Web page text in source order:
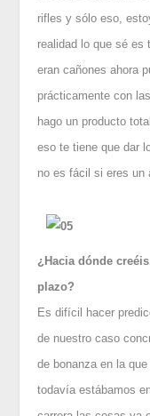
rifles y sólo eso,
realidad lo que sé es
eran cañones ahora
prácticamente con
hago un producto
eso te tiene que dar
no es fácil si eres un
¿ Hacia dónde
plazo?
Es difícil hacer
de nuestro caso
de bonanza en la
todavía estábamos